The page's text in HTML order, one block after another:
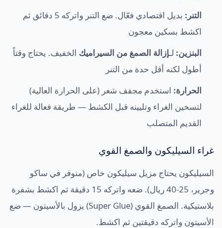
التنر:
بديل اقتصادي فعّال. ضع التنر واتركه 5 دقائق ثم
اكشط بسكين معجون
البنزين: لـإزالة الصمغ من السيراميك الخفيف. يحتاج وقتاً
أطول لكنه أقل حدة من التنر
الحرارة: استخدم مجفف شعر (على الحرارة العالية)
لتسخين الغراء وتليينه قبل الكشط — طريقة فعالة للغراء
القديم المتصلب
غراء السيليكون والصمغ القوي
السيليكون يحتاج مزيل سيليكون خاص (متوفر في ساكو
وجرير، 25-40 ريال). ضعه واتركه 15 دقيقة ثم اكشط بشفرة
بلاستيكية. الصمغ القوي (Super Glue) يزول بالأسيتون — ضع
الأسيتون واتركه دقيقتين ثم اكشط.